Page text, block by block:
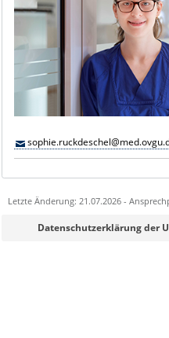
Letzte Änderung: 21.07.2026 -
Sie können eine Nachricht
Datenschutzerklärung der